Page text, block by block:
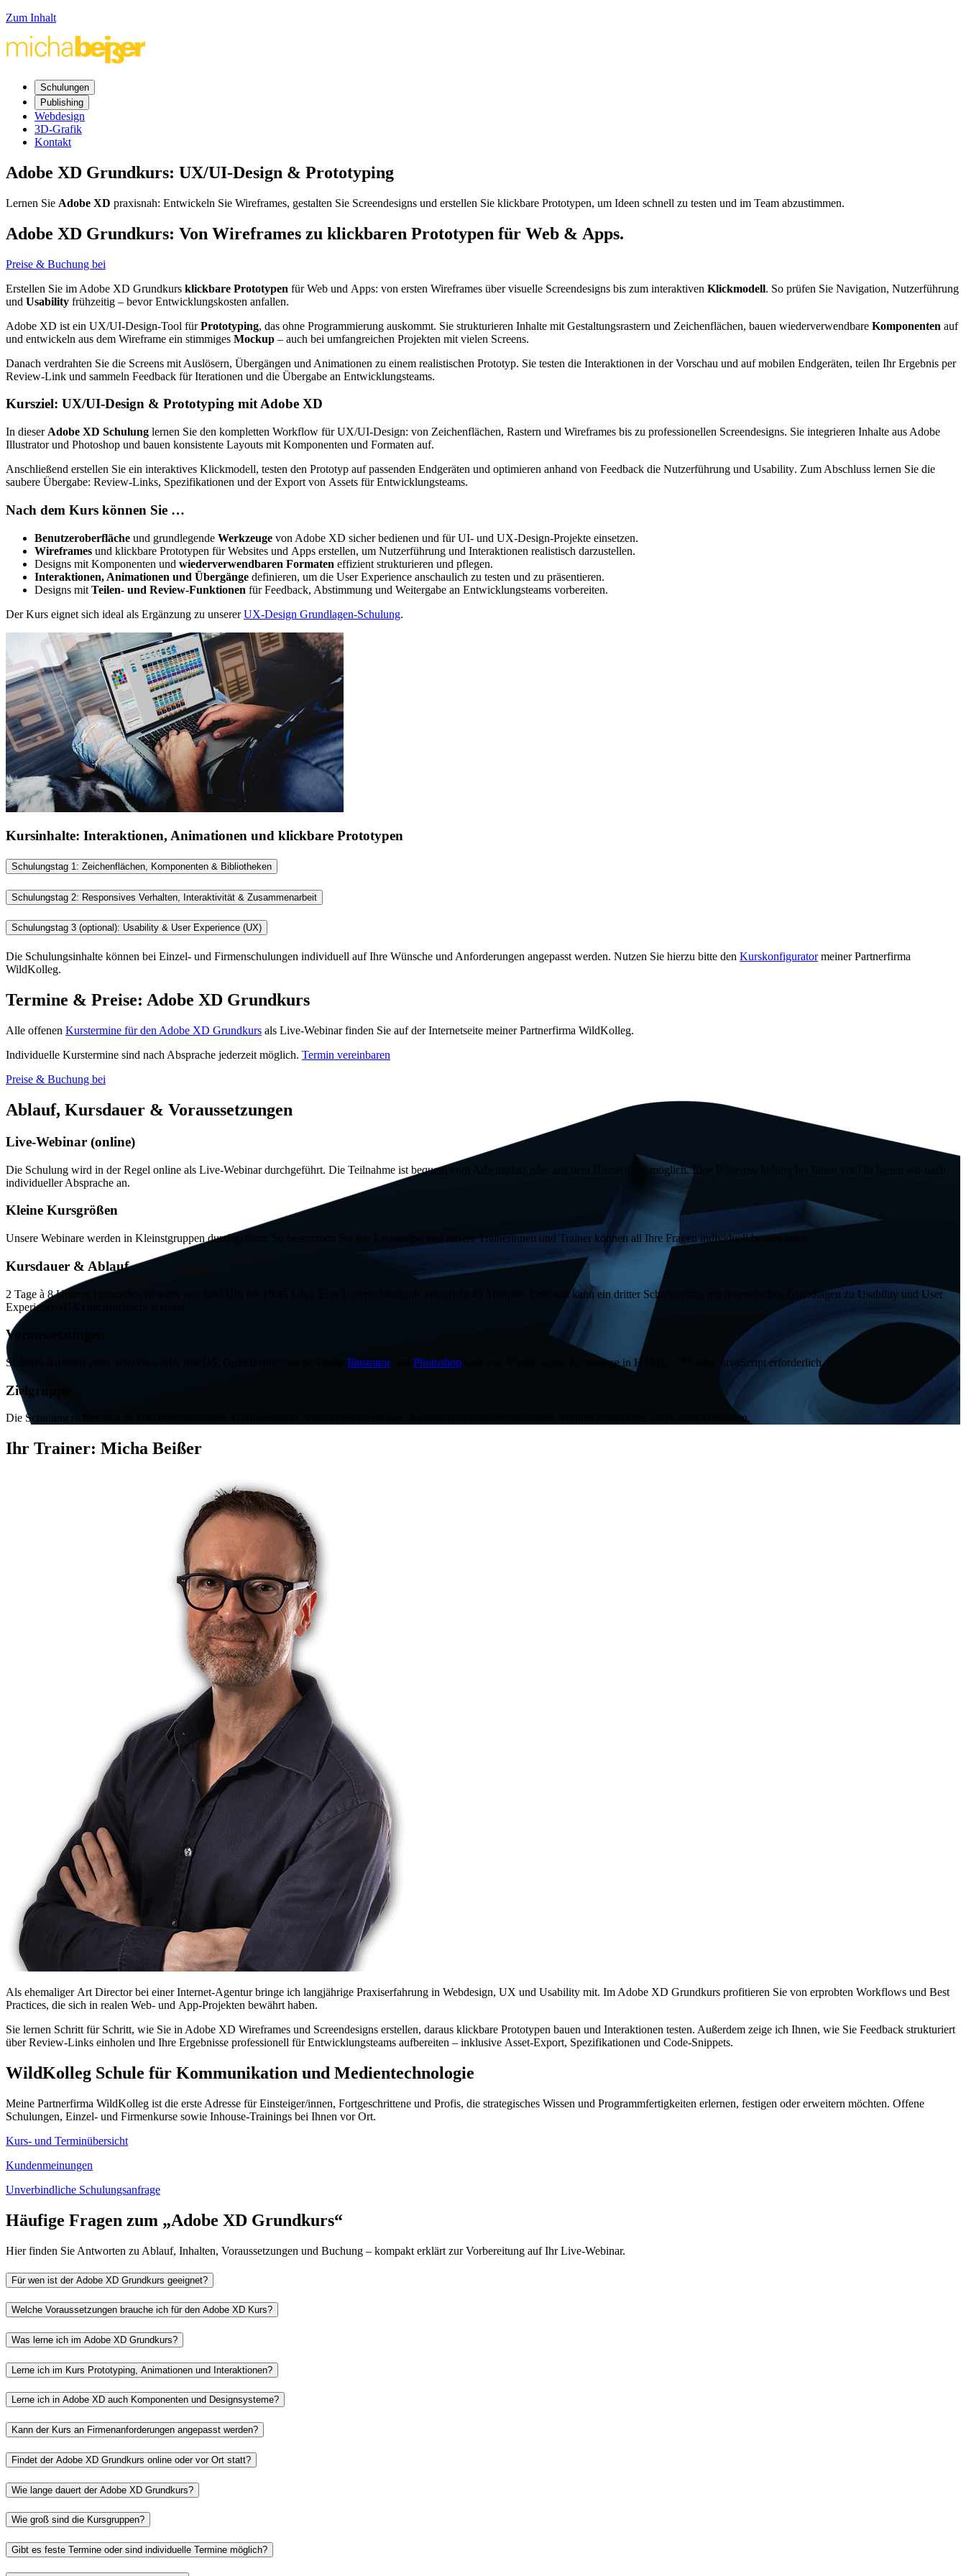
Zum Inhalt
Schulungen
Publishing
Webdesign
3D-Grafik
Kontakt
Adobe XD Grundkurs: UX/UI-Design & Prototyping
Lernen Sie Adobe XD praxisnah: Entwickeln Sie Wireframes, gestalten Sie Screendesigns und erstellen Sie klickbare Prototypen, um Ideen schnell zu testen und im Team abzustimmen.
Adobe XD Grundkurs: Von Wireframes zu klickbaren Prototypen für Web & Apps.
Preise & Buchung bei
Erstellen Sie im Adobe XD Grundkurs klickbare Prototypen fürWeb und Apps: von ersten Wireframes über visuelle Screendesigns bis zum interaktiven Klickmodell. So prüfen Sie Navigation, Nutzerführung
und Usability frühzeitig – bevor Entwicklungskosten anfallen.
Adobe XD ist ein UX/UI-Design-Tool fürPrototyping, das ohne Programmierung auskommt. Sie strukturieren Inhalte mit Gestaltungsrastern und Zeichenflächen, bauen wiederverwendbare Komponenten auf
und entwickeln aus dem Wireframe ein stimmiges Mockup – auch bei umfangreichen Projekten mit vielen Screens.
Danach verdrahten Sie die Screens mit Auslösern, Übergängen und Animationen zu einem realistischen Prototyp. Sie testen die Interaktionen in der Vorschau und auf mobilen Endgeräten, teilen Ihr Ergebnis per
Review-Link und sammeln Feedback für Iterationen und die Übergabe an Entwicklungsteams.
Kursziel: UX/UI-Design & Prototyping mit Adobe XD
In dieser Adobe XD Schulung lernen Sie den kompletten Workflow für UX/UI-Design: von Zeichenflächen, Rastern und Wireframes bis zu professionellen Screendesigns. Sie integrieren Inhalte aus Adobe
Illustratorund Photoshop und bauen konsistente Layouts mit Komponenten und Formaten auf.
Anschließend erstellen Sie ein interaktives Klickmodell, testen den Prototyp auf passenden Endgeräten und optimieren anhand von Feedback die Nutzerführung und Usability. Zum Abschluss lernen Sie die
saubere Übergabe: Review-Links, Spezifikationen und der Export von Assets für Entwicklungsteams.
Nach dem Kurs können Sie …
Benutzeroberfläche und grundlegende Werkzeuge von Adobe XD sicher bedienen und fürUI- und UX-Design-Projekte einsetzen.
Wireframes und klickbare Prototypen fürWebsites und Apps erstellen, um Nutzerführung und Interaktionen realistisch darzustellen.
Designs mit Komponenten und wiederverwendbaren Formaten effizient strukturieren und pflegen.
Interaktionen, Animationen und Übergänge definieren, um die User Experience anschaulich zu testen und zu präsentieren.
Designs mit Teilen- und Review-Funktionen fürFeedback, Abstimmung und Weitergabe an Entwicklungsteams vorbereiten.
Der Kurs eignet sich ideal als Ergänzung zu unsererUX-Design Grundlagen-Schulung.
Kursinhalte: Interaktionen, Animationen und klickbare Prototypen
Schulungstag 1: Zeichenflächen, Komponenten & Bibliotheken
Schulungstag 2: Responsives Verhalten, Interaktivität & Zusammenarbeit
Schulungstag 3 (optional): Usability & User Experience (UX)
Die Schulungsinhalte können bei Einzel- und Firmenschulungen individuell auf Ihre Wünsche und Anforderungen angepasst werden. Nutzen Sie hierzu bitte den Kurskonfiguratormeiner Partnerfirma
WildKolleg.
Termine & Preise: Adobe XD Grundkurs
Alle offenen Kurstermine für den Adobe XD Grundkurs als Live-Webinar finden Sie auf der Internetseite meiner Partnerfirma WildKolleg.
Individuelle Kurstermine sind nach Absprache jederzeit möglich. Termin vereinbaren
Preise & Buchung bei
Ablauf, Kursdauer & Voraussetzungen
Live-Webinar (online)
Die Schulung wird in der Regel online als Live-Webinar durchgeführt. Die Teilnahme ist bequem vom Arbeitsplatz oder aus dem Homeoffice möglich. Eine Präsenzschulung bei Ihnen vor Ort bieten wir nach
individueller Absprache an.
Kleine Kursgrößen
Unsere Webinare werden in Kleinstgruppen durchgeführt. So bestimmen Sie das Lerntempo und unsere Trainerinnen und Trainer können all Ihre Fragen individuell beantworten.
Kursdauer & Ablauf
2 Tage à 8 Unterrichtsstunden (jeweils von 8:30 Uhr bis 15:45 Uhr). Eine Unterrichtsstunde entspricht 45 Minuten. Optional kann ein dritter Schulungstag mit theoretischen Grundlagen zu Usability und User
Experience
Voraussetzungen
Sicheres Arbeiten unter Illustratorund Photoshop sind von Vorteil; keine Kenntnisse in HTML, CSS oder JavaScript erforderlich.
Zielgruppe
Die Schulung richtet sich an UX-Designer/innen, Grafiker/innen, Mediengestalter/innen, Kommunikationsdesigner/innen, designer/innen und Entwickler/innen.
Ihr Trainer: Micha Beißer
Als ehemaliger Art Directorbei einer Internet-Agentur bringe ich langjährige Praxiserfahrung in Webdesign, UX und Usability mit. Im Adobe XD Grundkurs profitieren Sie von erprobten Workflows und Best
Practices, die sich in realen Web- und App-Projekten bewährt haben.
Sie lernen Schritt für Schritt, wie Sie in Adobe XD Wireframes und Screendesigns erstellen, daraus klickbare Prototypen bauen und Interaktionen testen. Außerdem zeige ich Ihnen, wie Sie Feedback strukturiert
überReview-Links einholen und Ihre Ergebnisse professionell für Entwicklungsteams aufbereiten – inklusive Asset-Export, Spezifikationen und Code-Snippets.
WildKolleg Schule für Kommunikation und Medien­technologie
Meine Partnerfirma WildKolleg ist die erste Adresse für Einsteiger/innen, Fortgeschrittene und Profis, die strategisches Wissen und Programmfertigkeiten erlernen, festigen oder erweitern möchten. Offene
Schulungen, Einzel- und Firmenkurse sowie Inhouse-Trainings bei Ihnen vor Ort.
Kurs- und Terminübersicht
Kundenmeinungen
Unverbindliche Schulungsanfrage
Häufige Fragen zum „Adobe XD Grundkurs“
Hier finden Sie Antworten zu Ablauf, Inhalten, Voraussetzungen und Buchung – kompakt erklärt zur Vorbereitung auf IhrLive-Webinar.
Für wen ist der Adobe XD Grundkurs geeignet?
Welche Voraussetzungen brauche ich für den Adobe XD Kurs?
Was lerne ich im Adobe XD Grundkurs?
Lerne ich im Kurs Prototyping , Animationen und Interaktionen?
Lerne ich in Adobe XD auch Komponenten und Designsysteme?
Kann der Kurs an Firmenanforderungen angepasst werden?
Findet der Adobe XD Grundkurs online oder vor Ort statt?
Wie lange dauert der Adobe XD Grundkurs?
Wie groß sind die Kursgruppen?
Gibt es feste Termine oder sind individuelle Termine möglich?